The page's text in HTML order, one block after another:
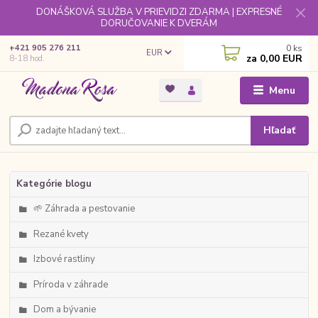
DONÁŠKOVÁ SLUŽBA V PRIEVIDZI ZDARMA | EXPRESNÉ
DORUČOVANIE K DVERÁM
Menu
EUR
Hľadať
+421 905 276 211
8-18 hod.
0 ks
za 0,00 EUR
Kategórie blogu
🌱 Záhrada a pestovanie
Rezané kvety
Izbové rastliny
Príroda v záhrade
Dom a bývanie